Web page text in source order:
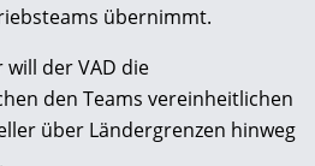
übernimmt.
der VAD die
den Teams vereinheitlichen
über Ländergrenzen hinweg